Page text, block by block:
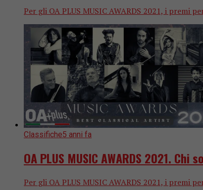
Per gli OA PLUS MUSIC AWARDS 2021, i premi
Classifiche5 anni fa
OA PLUS MUSIC AWARDS 2021.
Per gli OA PLUS MUSIC AWARDS 2021, i premi